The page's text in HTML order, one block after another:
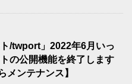
ト/twport」2022年6月いっ
の公開機能を終了します
メンテナンス】